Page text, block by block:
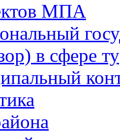
МПА
в сфере